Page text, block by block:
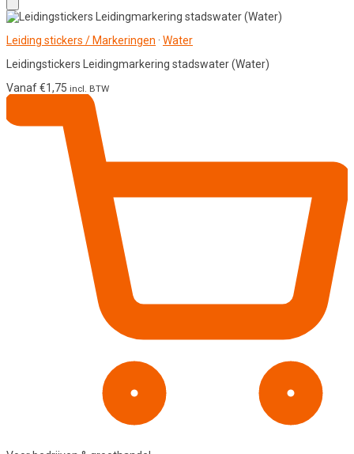
Leiding stickers / Markeringen · Water
Leidingstickers Leidingmarkering stadswater (Water)
Vanaf€1,75 incl. BTW